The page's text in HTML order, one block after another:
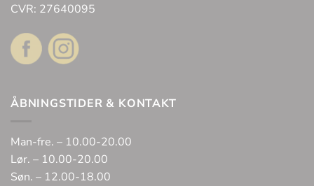
CVR: 27640095
ÅBNINGSTIDER & KONTAKT
Man-fre. – 10.00-20.00
Lør. – 10.00-20.00
Søn. – 12.00-18.00